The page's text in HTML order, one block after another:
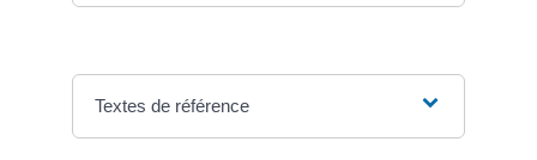
Textes de référence